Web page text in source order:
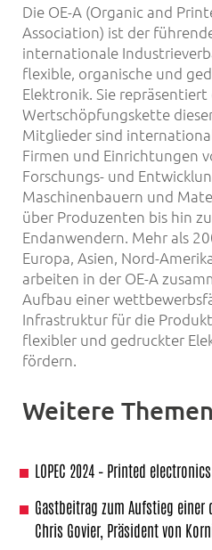
Die OE-A (Organic and
Association) ist der
internationale
flexible, organische und
Elektronik. Sie
Wertschöpfungskette
Mitglieder sind
Firmen und Einrichtungen
Forschungs- und
Maschinenbauern und
über Produzenten bis hin zu
Endanwendern. Mehr als
Europa, Asien, Nord-
arbeiten in der OE-A
Aufbau einer
Infrastruktur für die
flexibler und gedruckter
fördern.
Weitere Themen
LOPEC 2024 – Printed
Gastbeitrag zum Aufstieg einer
Chris Govier, Präsident von